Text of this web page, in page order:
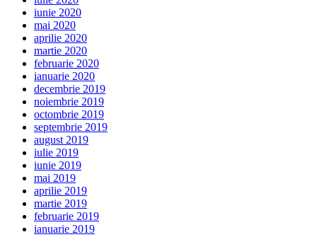
iunie 2020
mai 2020
aprilie 2020
martie 2020
februarie 2020
ianuarie 2020
decembrie 2019
noiembrie 2019
octombrie 2019
septembrie 2019
august 2019
iulie 2019
iunie 2019
mai 2019
aprilie 2019
martie 2019
februarie 2019
ianuarie 2019